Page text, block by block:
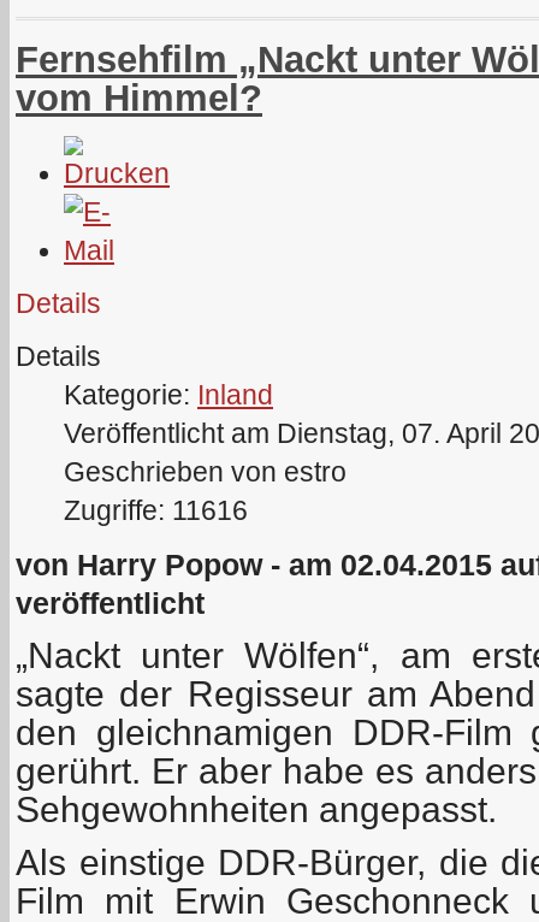
Fernsehfilm „Nackt unter
vom Himmel?
Details
Details
Kategorie: Inland
Veröffentlicht am Dienstag, 07. April
Geschrieben von estro
Zugriffe: 11616
von Harry Popow - am 02.04.2015
veröffentlicht
„Nackt unter Wölfen“, am
sagte der Regisseur am
den gleichnamigen DDR-
gerührt. Er aber habe es
Sehgewohnheiten angepasst.
Als einstige DDR-Bürger, die
Film mit Erwin Geschonneck